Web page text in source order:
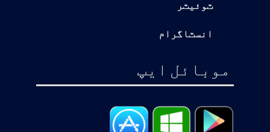
ٽوئيٽر
انسٽاگرام
موبائل ايپ